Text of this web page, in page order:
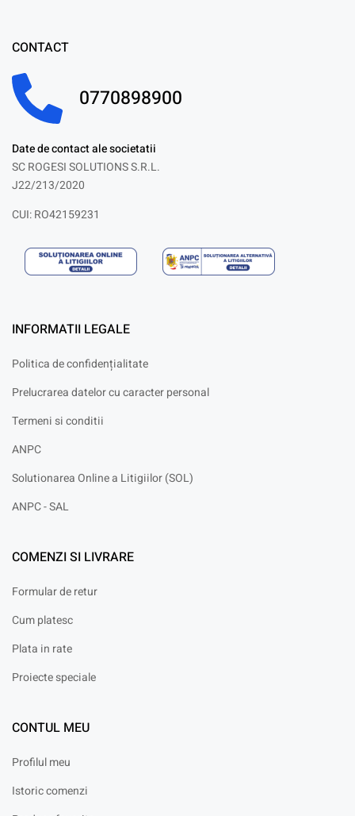
CONTACT
0770898900
Date de contact ale societatii
SC ROGESI SOLUTIONS S.R.L.
J22/213/2020
CUI: RO42159231
INFORMATII LEGALE
Politica de confidențialitate
Prelucrarea datelor cu caracter personal
Termeni si conditii
ANPC
Solutionarea Online a Litigiilor (SOL)
ANPC - SAL
COMENZI SI LIVRARE
Formular de retur
Cum platesc
Plata in rate
Proiecte speciale
CONTUL MEU
Profilul meu
Istoric comenzi